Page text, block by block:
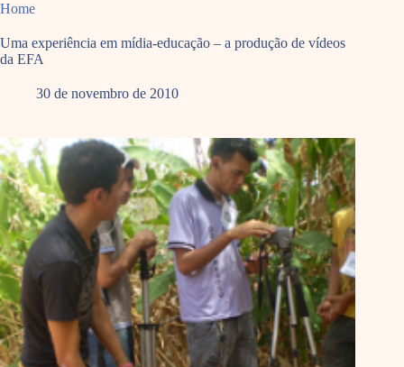
Home
Uma experiência em mídia-educação – a produção de vídeos
da EFA
30 de novembro de 2010